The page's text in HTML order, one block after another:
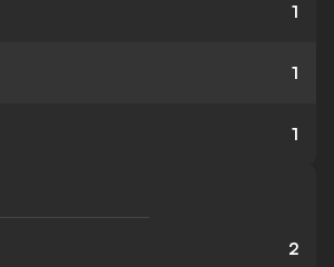
1
1
1
2